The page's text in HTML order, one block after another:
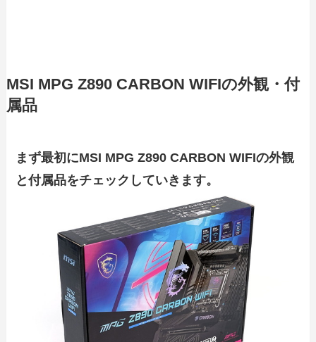
MSI MPG Z890 CARBON WIFIの外観・付
属品
まず最初にMSI MPG Z890 CARBON WIFIの外観
と付属品をチェックしていきます。